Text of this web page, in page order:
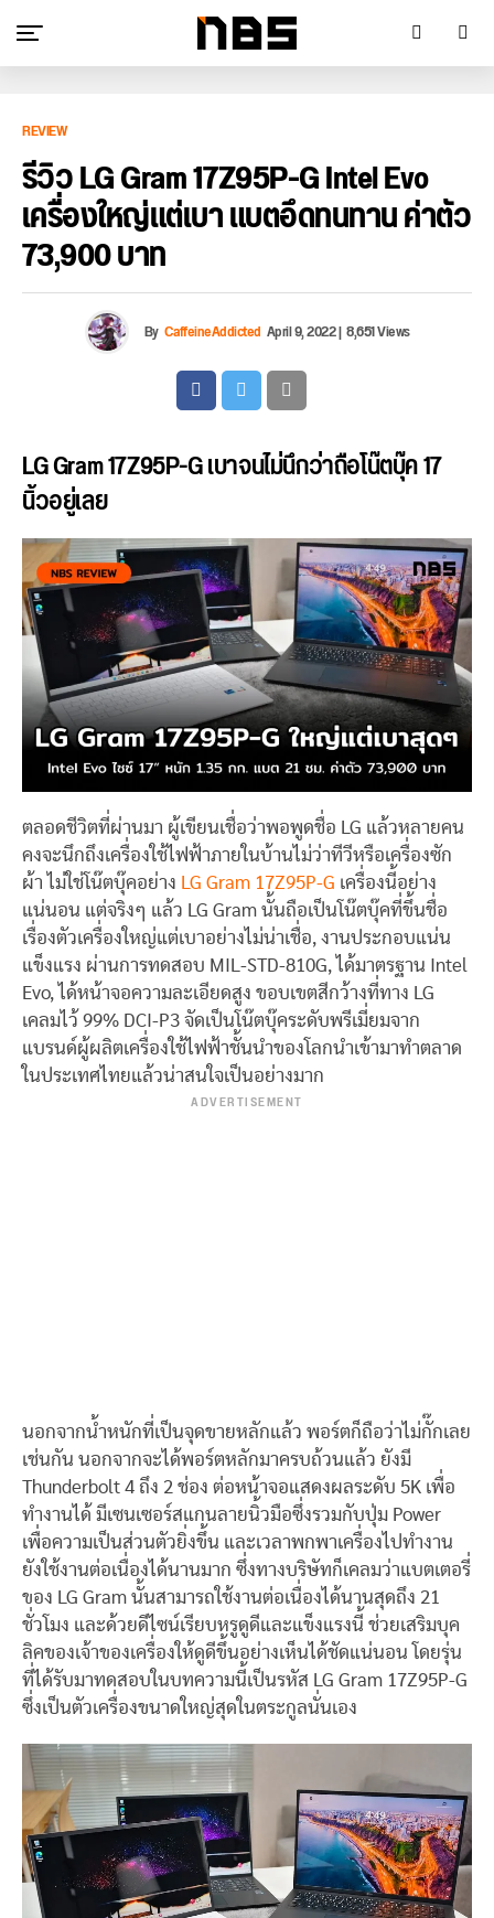
REVIEW
รีวิว LG Gram 17Z95P-G Intel Evo
เครื่องใหญ่แต่เบา แบตอึดทนทาน ค่าตัว
73,900 บาท
By CaffeineAddicted April 9, 2022|8,651 Views
LG Gram 17Z95P-G เบาจนไม่นึกว่าถือโน๊ตบุ๊ค 17
นิ้วอยู่เลย
ตลอดชีวิตที่ผ่านมา ผู้เขียนเชื่อว่าพอพูดชื่อ LG แล้วหลายคน
คงจะนึกถึงเครื่องใช้ไฟฟ้าภายในบ้านไม่ว่าทีวีหรือเครื่องซัก
ผ้า ไม่ใช่โน๊ตบุ๊คอย่าง
LG Gram 17Z95P-G เครื่องนี้อย่าง
แน่นอน แต่จริงๆ แล้ว LG Gram นั้นถือเป็นโน๊ตบุ๊คที่ขึ้นชื่อ
เรื่องตัวเครื่องใหญ่แต่เบาอย่างไม่น่าเชื่อ, งานประกอบแน่น
แข็งแรง ผ่านการทดสอบ MIL-STD-810G, ได้มาตรฐาน Intel
Evo, ได้หน้าจอความละเอียดสูง ขอบเขตสีกว้างที่ทาง LG
เคลมไว้ 99% DCI-P3 จัดเป็นโน๊ตบุ๊คระดับพรีเมี่ยมจาก
แบรนด์ผู้ผลิตเครื่องใช้ไฟฟ้าชั้นนำของโลกนำเข้ามาทำตลาด
ในประเทศไทยแล้วน่าสนใจเป็นอย่างมาก
ADVERTISEMENT
นอกจากน้ำหนักที่เป็นจุดขายหลักแล้ว พอร์ตก็ถือว่าไม่กั๊กเลย
เช่นกัน นอกจากจะได้พอร์ตหลักมาครบถ้วนแล้ว ยังมี
Thunderbolt 4 ถึง 2 ช่อง ต่อหน้าจอแสดงผลระดับ 5K เพื่อ
ทำงานได้ มีเซนเซอร์สแกนลายนิ้วมือซึ่งรวมกับปุ่ม Power
เพื่อความเป็นส่วนตัวยิ่งขึ้น และเวลาพกพาเครื่องไปทำงาน
ยังใช้งานต่อเนื่องได้นานมาก ซึ่งทางบริษัทก็เคลมว่าแบตเตอรี่
ของ LG Gram นั้นสามารถใช้งานต่อเนื่องได้นานสุดถึง 21
ชั่วโมง และด้วยดีไซน์เรียบหรูดูดีและแข็งแรงนี้ ช่วยเสริมบุค
ลิคของเจ้าของเครื่องให้ดูดีขึ้นอย่างเห็นได้ชัดแน่นอน โดยรุ่น
ที่ได้รับมาทดสอบในบทความนี้เป็นรหัส LG Gram 17Z95P-G
ซึ่งเป็นตัวเครื่องขนาดใหญ่สุดในตระกูลนั่นเอง